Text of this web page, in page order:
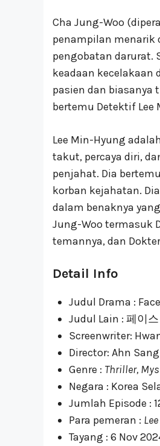
Cha Jung-Woo
penampilan menarik
pengobatan darurat.
keadaan kecelakaan
pasien dan biasanya
bertemu Detektif Lee
Lee Min-Hyung
takut, percaya diri,
penjahat. Dia
korban kejahatan.
dalam benaknya
Jung-Woo termasuk
temannya, dan
Detail Info
Judul Drama :
Judul Lain : 페이
Screenwriter:
Director: Ahn
Genre : Thriller,
Negara : Korea
Jumlah Episode :
Para pemeran :
Tayang : 6 Nov